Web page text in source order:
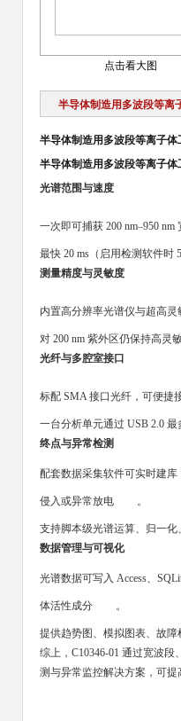
点击看大图
半导体制造用多波段等离
半导体制造用多波段等离子体
半导体制造用多波段等离子体
光谱范围与速度
一次即可捕获 200 nm–950
最快 20 ms（启用检测软件时
测量精度与灵敏度
内置高分辨率光谱仪与超高
对 200 nm 紫外区仍保持高灵
光纤与多腔室接口
标配 SMA 接口光纤，可便捷
一台分析单元通过 USB 2.0
终点与异常检测
配套数据采集软件可实时建
侵入或异常放电 。
支持脚本级光谱运算、归一化
数据管理与可视化
光谱数据可写入 Access、
体活性成分 。
提供趋势图、模拟图表、故
综上，C10346-01 通过宽波
测与异常监控解决方案，可